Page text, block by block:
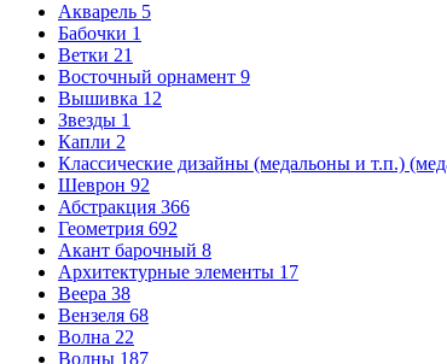
Акварель 5
Бабочки 1
Ветки 21
Восточный орнамент 9
Вышивка 12
Звезды 1
Капли 2
Классические дизайны (медальоны и т.п.)
Шеврон 92
Абстракция 366
Геометрия 692
Акант барочный 8
Архитектурные элементы 17
Веера 38
Вензеля 68
Волна 22
Волны 187